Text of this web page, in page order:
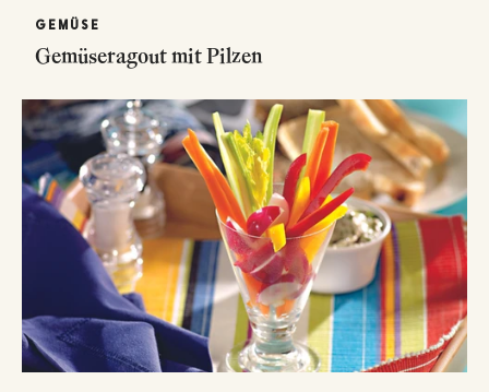
GEMÜSE
Gemüseragout mit Pilzen